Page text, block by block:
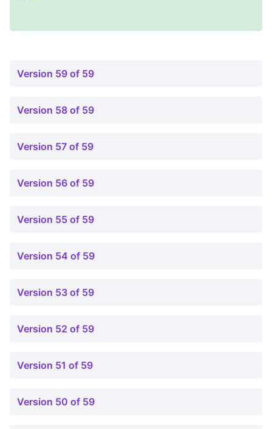
Version 59 of 59
Version 58 of 59
Version 57 of 59
Version 56 of 59
Version 55 of 59
Version 54 of 59
Version 53 of 59
Version 52 of 59
Version 51 of 59
Version 50 of 59